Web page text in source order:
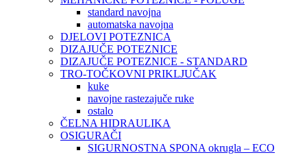
standard navojna
automatska navojna
DJELOVI POTEZNICA
DIZAJUČE POTEZNICE
DIZAJUČE POTEZNICE - STANDARD
TRO-TOČKOVNI PRIKLJUČAK
kuke
navojne rastezajuče ruke
ostalo
ČELNA HIDRAULIKA
OSIGURAČI
SIGURNOSTNA SPONA okrugla – ECO